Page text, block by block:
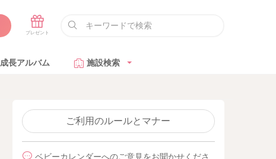
成長アルバム 施設検索
ご利用のルールとマナー
ベビーカレンダーへのご意見をお聞かせくださ